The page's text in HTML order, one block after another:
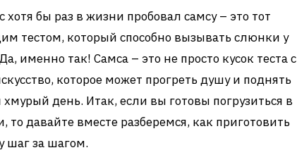
бы раз в жизни пробовал самсу – это тот
тестом, который способно вызывать слюнки у
именно так! Самса – это не просто кусок теста с
которое может прогреть душу и поднять
день. Итак, если вы готовы погрузиться в
давайте вместе разберемся, как приготовить
шаг за шагом.